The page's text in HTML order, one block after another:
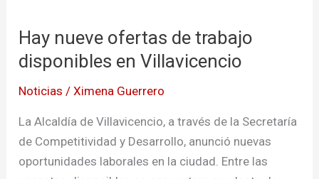
Hay nueve ofertas de trabajo
disponibles en Villavicencio
Noticias /Ximena Guerrero
La Alcaldía de Villavicencio, a través de la Secretaría
de Competitividad y Desarrollo, anunció nuevas
oportunidades laborales en la ciudad. Entre las
ofertas
de
disponibles
en
Villavicencio